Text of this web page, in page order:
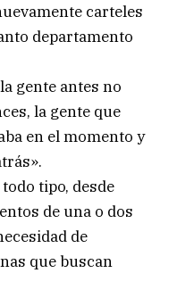
carteles
departamento
gente antes no
la gente que
en el momento y
tipo, desde
de una o dos
de
que buscan